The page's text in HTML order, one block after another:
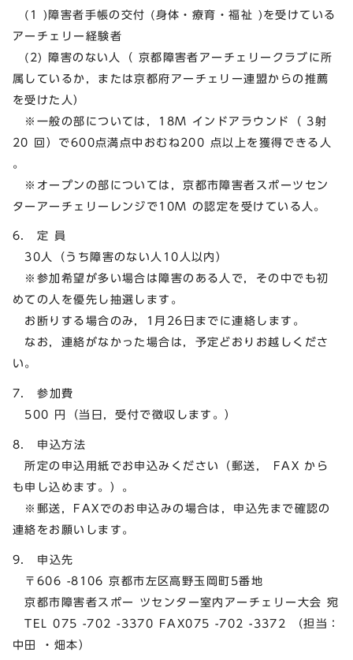
(1 )障害者手帳の交付 (身体・療育・福祉 )を受けている
アーチェリー経験者
(2) 障害のない人（ 京都障害者アーチェリークラブに所
属しているか，または京都府アーチェリー連盟からの推薦
を受けた人）
※一般の部については，18M インドアラウンド（ 3射
20 回）で600点満点中おむね200 点以上を獲得できる人
。
※オープンの部については，京都市障害者スポーツセン
ターアーチェリーレンジで10M の認定を受けている人。
6. 定 員
30人（うち障害のない人10人以内）
※参加希望が多い場合は障害のある人で，その中でも初
めての人を優先し抽選します。
お断りする場合のみ，1月26日までに連絡します。
なお，連絡がなかった場合は，予定どおりお越しくださ
い。
7. 参加費
500 円（当日，受付で徴収します。）
8. 申込方法
所定の申込用紙でお申込みください（郵送， FAX から
も申し込めます。）。
※郵送，FAXでのお申込みの場合は，申込先まで確認の
連絡をお願いします。
9. 申込先
〒606 -8106 京都市左区高野玉岡町5番地
京都市障害者スポー ツセンター室内アーチェリー大会 宛
TEL 075 -702 -3370 FAX075 -702 -3372 （担当：
中田 ・畑本）